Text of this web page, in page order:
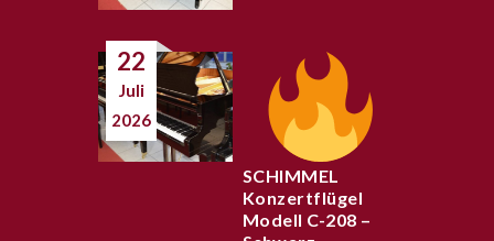
22
Juli
2026
SCHIMMEL
Konzertflügel
Modell C-208 –